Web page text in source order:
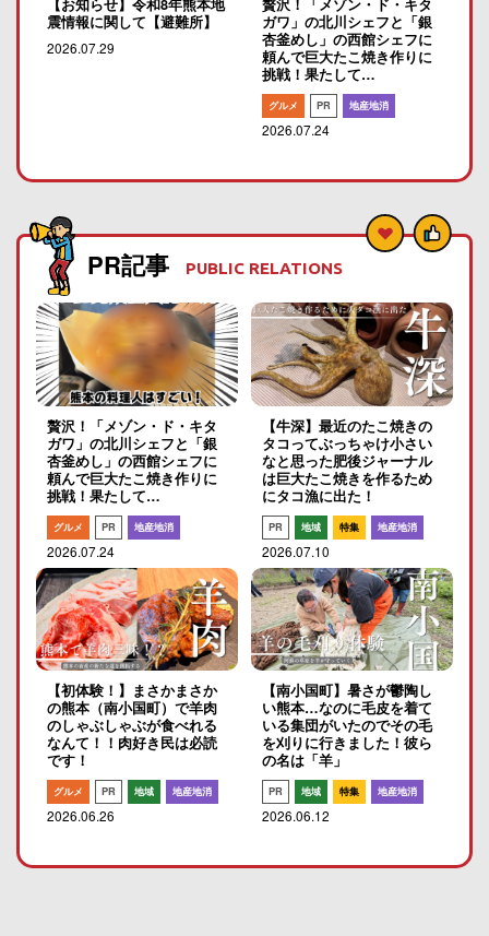
【お知らせ】令和8年熊本地
震情報に関して【避難所】
2026.07.29
贅沢！「メゾン・ド・キタ
ガワ」の北川シェフと「銀
杏釜めし」の西館シェフに
頼んで巨大たこ焼き作りに
挑戦！果たして…
グルメ PR 地産地消
2026.07.24
PR記事 PUBLIC RELATIONS
贅沢！「メゾン・ド・キタ
ガワ」の北川シェフと「銀
杏釜めし」の西館シェフに
頼んで巨大たこ焼き作りに
挑戦！果たして…
グルメ PR 地産地消
2026.07.24
【牛深】最近のたこ焼きの
タコってぶっちゃけ小さい
なと思った肥後ジャーナル
は巨大たこ焼きを作るため
にタコ漁に出た！
PR 地域 特集 地産地消
2026.07.10
【初体験！】まさかまさか
の熊本（南小国町）で羊肉
のしゃぶしゃぶが食べれる
なんて！！肉好き民は必読
です！
グルメ PR 地域 地産地消
2026.06.26
【南小国町】暑さが鬱陶し
い熊本…なのに毛皮を着て
いる集団がいたのでその毛
を刈りに行きました！彼ら
の名は「羊」
PR 地域 特集 地産地消
2026.06.12